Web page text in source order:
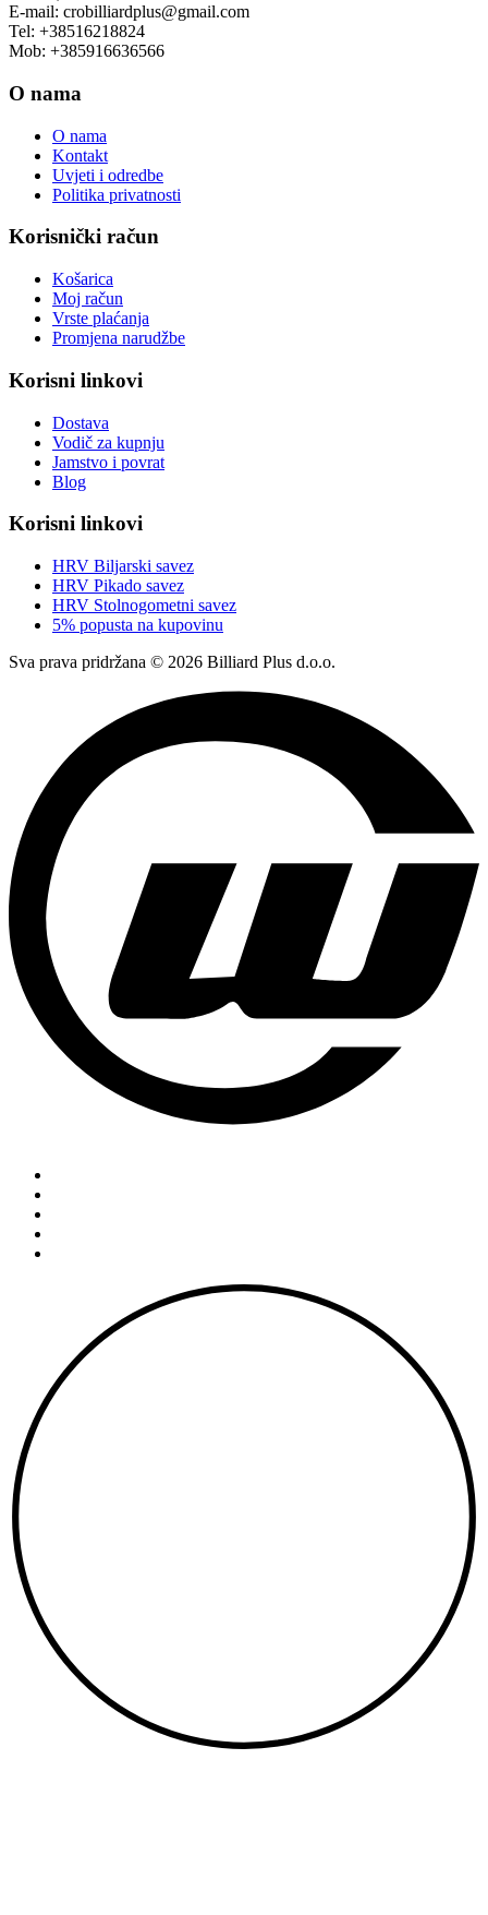
E-mail: crobilliardplus@gmail.com
Tel: +38516218824
Mob: +385916636566
O nama
O nama
Kontakt
Uvjeti i odredbe
Politika privatnosti
Korisnički račun
Košarica
Moj račun
Vrste plaćanja
Promjena narudžbe
Korisni linkovi
Dostava
Vodič za kupnju
Jamstvo i povrat
Blog
Korisni linkovi
HRV Biljarski savez
HRV Pikado savez
HRV Stolnogometni savez
5% popusta na kupovinu
Sva prava pridržana © 2026 Billiard Plus d.o.o.